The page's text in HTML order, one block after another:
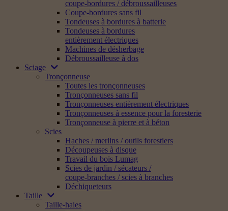
coupe-bordures / débroussailleuses
Coupe-bordures sans fil
Tondeuses à bordures à batterie
Tondeuses à bordures
entièrement électriques
Machines de désherbage
Débroussailleuse à dos
Sciage
Tronçonneuse
Toutes les tronçonneuses
Tronçonneuses sans fil
Tronçonneuses entièrement électriques
Tronçonneuses à essence pour la foresterie
Tronçonneuse à pierre et à béton
Scies
Haches / merlins / outils forestiers
Découpeuses à disque
Travail du bois Lumag
Scies de jardin / sécateurs /
coupe-branches / scies à branches
Déchiqueteurs
Taille
Taille-haies